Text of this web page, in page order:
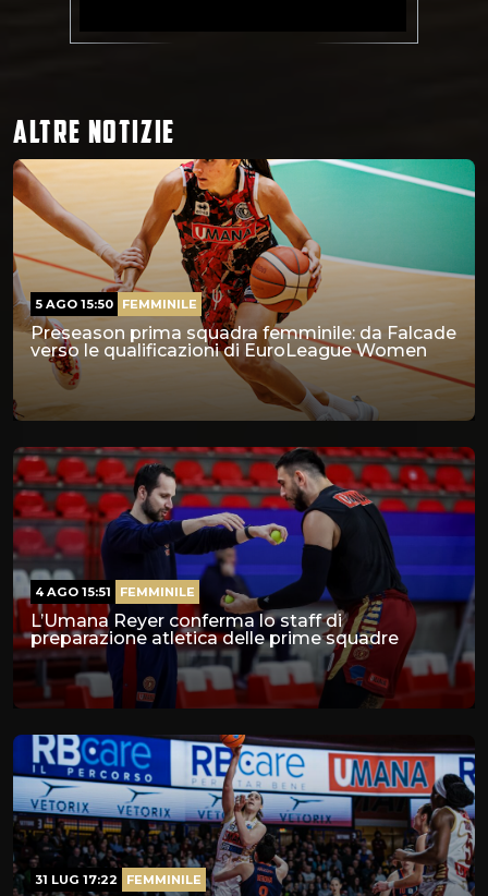
ALTRE NOTIZIE
Preseason prima squadra femminile: da Falcade
verso le qualificazioni di EuroLeague Women
5 AGO 15:50 FEMMINILE
L’Umana Reyer conferma lo staff di
preparazione atletica delle prime squadre
4 AGO 15:51 FEMMINILE
31 LUG 17:22 FEMMINILE